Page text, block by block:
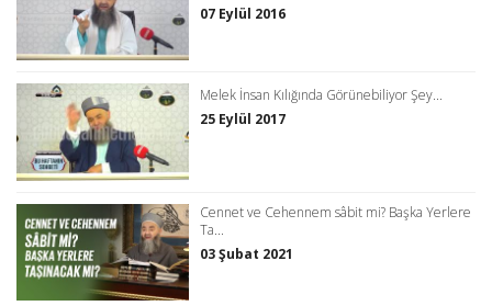
07 Eylül 2016
Melek İnsan Kılığında Görünebiliyor Şey...
25 Eylül 2017
Cennet ve Cehennem sâbit mi? Başka Yerlere
Ta...
03 Şubat 2021